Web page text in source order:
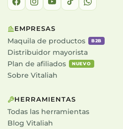
EMPRESAS
Maquila de productos
B2B
Distribuidor mayorista
Plan de afiliados
NUEVO
Sobre Vitaliah
HERRAMIENTAS
Todas las herramientas
Blog Vitaliah